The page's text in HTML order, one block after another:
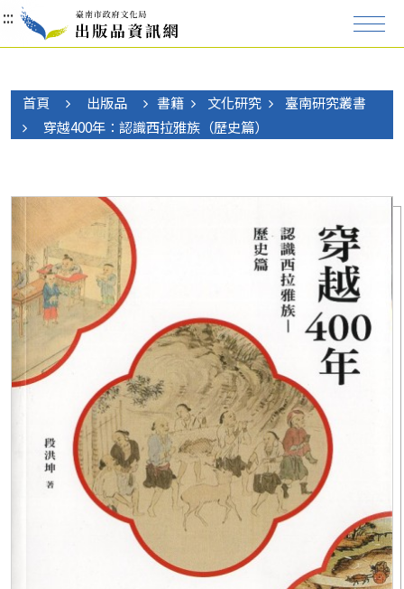
:::
:::
:::
首頁 出版品 書籍 文化研究
臺南研究叢書
穿越400年：認識西拉雅族（歷史篇）